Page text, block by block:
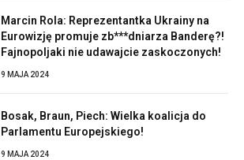
Marcin Rola: Reprezentantka Ukrainy na
Eurowizję promuje zb***dniarza Banderę?!
Fajnopoljaki nie udawajcie zaskoczonych!
9 MAJA 2024
Bosak, Braun, Piech: Wielka koalicja do
Parlamentu Europejskiego!
9 MAJA 2024